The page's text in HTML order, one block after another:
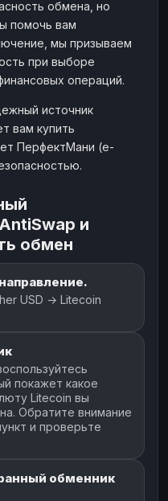
обмена, но
помочь вам
мы призываем
при выборе
операций.
источник
вам купить
ПерфектМани (e-
и
обмен
USD → Litecoin
покажет какое
Litecoin вы
Обратите внимание
и проверьте
обменник